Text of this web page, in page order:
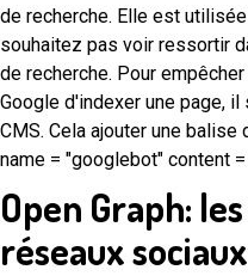
de recherche. Elle est
souhaitez pas voir ressortir
de recherche. Pour
Google d'indexer une page,
CMS. Cela ajouter une
name = "googlebot" content
Open Graph:
réseaux sociaux